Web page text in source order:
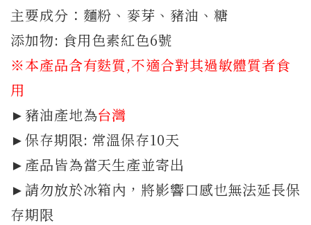
主要成分：麵粉、麥芽、豬油、糖
添加物: 食用色素紅色6號
※本產品含有麩質,不適合對其過敏體質者食
用
►豬油產地為台灣
►保存期限: 常溫保存10天
►產品皆為當天生產並寄出
►請勿放於冰箱內，將影響口感也無法延長保
存期限